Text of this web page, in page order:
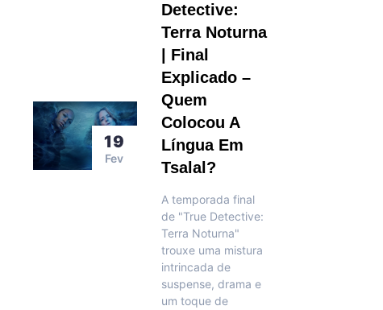
19
Fev
Detective:
Terra Noturna
| Final
Explicado –
Quem
Colocou A
Língua Em
Tsalal?
A temporada final
de "True Detective:
Terra Noturna"
trouxe uma mistura
intrincada de
suspense, drama e
um toque de